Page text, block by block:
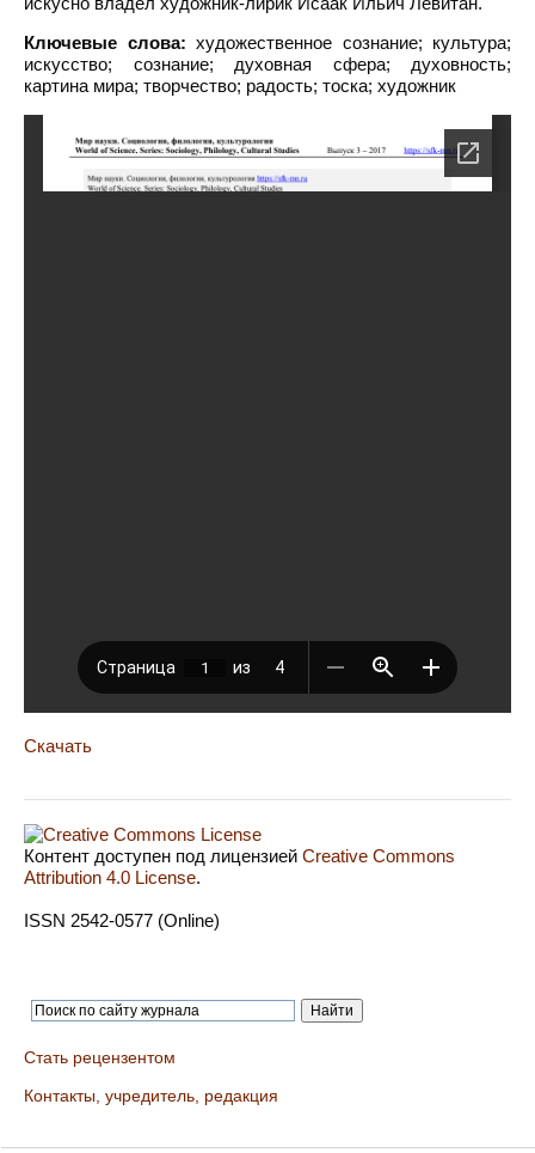
Ключевые слова: художественное сознание; культура;
искусство; сознание; духовная сфера; духовность;
картина мира; творчество; радость; тоска; художник
Скачать
Контент доступен под лицензией Creative Commons
Attribution 4.0 License.
ISSN 2542-0577 (Online)
Стать рецензентом
Контакты, учредитель, редакция